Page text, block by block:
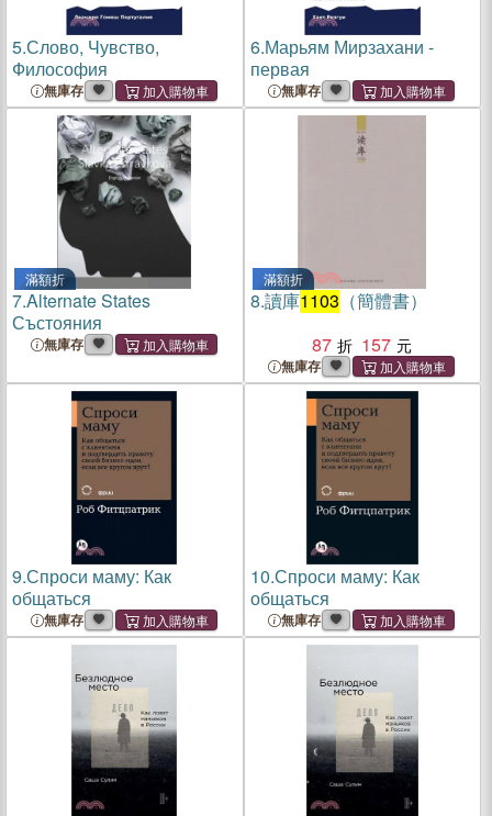
5.Слово, Чувство,
Философия
無庫存
6.Марьям Мирзахани -
первая
無庫存
滿額折
7.Alternate States
Състояния
無庫存
滿額折
8.讀庫1103 （簡體書）
87
157
無庫存
9.Спроси маму: Как
общаться
無庫存
10.Спроси маму: Как
общаться
無庫存